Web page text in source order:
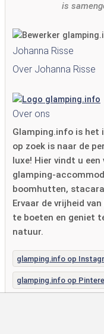
is
Johanna Risse
Over Johanna Risse
Over ons
Glamping.info is het
op zoek is naar de
luxe! Hier vindt u
glamping-
boomhutten,
Ervaar de vrijheid
te boeten en geniet
natuur.
glamping.info op
glamping.info op